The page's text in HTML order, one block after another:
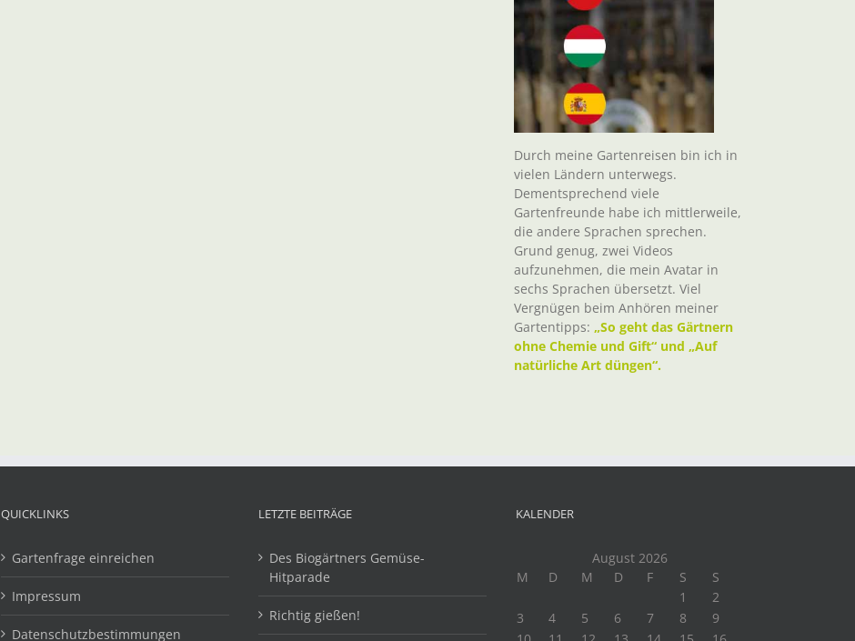
Durch meine Gartenreisen bin ich in
vielen Ländern unterwegs.
Dementsprechend viele
Gartenfreunde habe ich mittlerweile,
die andere Sprachen sprechen.
Grund genug, zwei Videos
aufzunehmen, die mein Avatar in
sechs Sprachen übersetzt. Viel
Vergnügen beim Anhören meiner
Gartentipps: „So geht das Gärtnern
ohne Chemie und Gift“ und „Auf
natürliche Art düngen“.
QUICKLINKS
Gartenfrage einreichen
Impressum
Datenschutzbestimmungen
LETZTE BEITRÄGE
Des Biogärtners Gemüse-
Hitparade
Richtig gießen!
KALENDER
August 2026
M
D M D F S
S
1
2
3
4 5 6 7 8
9